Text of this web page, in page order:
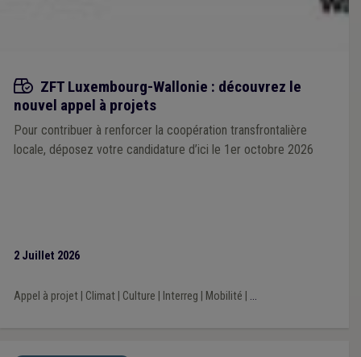
Appels à projets
ZFT Luxembourg-Wallonie : découvrez le
nouvel appel à projets
Pour contribuer à renforcer la coopération transfrontalière
locale, déposez votre candidature d’ici le 1er octobre 2026
2 Juillet 2026
Appel à projet| Climat| Culture Interreg Mobilité ...